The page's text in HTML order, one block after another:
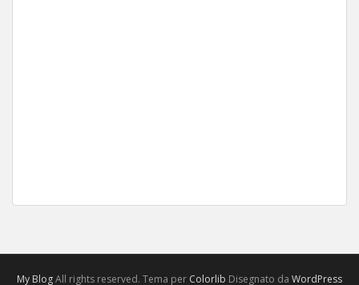
My BlogAll rights reserved. Tema per Colorlib Disegnato da WordPress